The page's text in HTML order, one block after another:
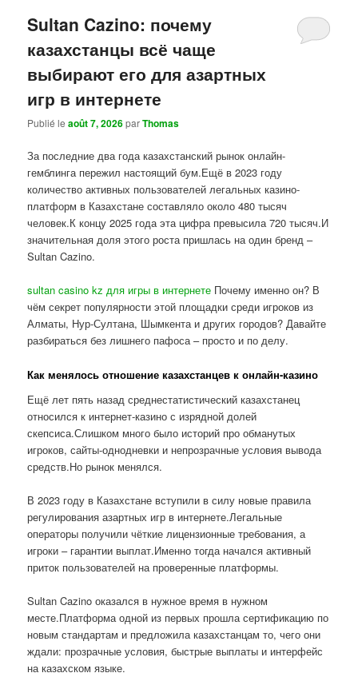
Sultan Cazino: почему
казахстанцы всё чаще
выбирают его для азартных
игр в интернете
Publié leaoût 7, 2026parThomas
За последние два года казахстанский рынок онлайн-
гемблинга пережил настоящий бум.Ещё в 2023 году
количество активных пользователей легальных казино-
платформ в Казахстане составляло около 480 тысяч
человек.К концу 2025 года эта цифра превысила 720 тысяч.И
значительная доля этого роста пришлась на один бренд –
Sultan Cazino.
sultan casino kz для игры в интернете Почему именно он? В
чём секрет популярности этой площадки среди игроков из
Алматы, Нур-Султана, Шымкента и других городов? Давайте
разбираться без лишнего пафоса – просто и по делу.
Как менялось отношение казахстанцев к онлайн-казино
Ещё лет пять назад среднестатистический казахстанец
относился к интернет-казино с изрядной долей
скепсиса.Слишком много было историй про обманутых
игроков, сайты-однодневки и непрозрачные условия вывода
средств.Но рынок менялся.
В 2023 году в Казахстане вступили в силу новые правила
регулирования азартных игр в интернете.Легальные
операторы получили чёткие лицензионные требования, а
игроки – гарантии выплат.Именно тогда начался активный
приток пользователей на проверенные платформы.
Sultan Cazino оказался в нужное время в нужном
месте.Платформа одной из первых прошла сертификацию по
новым стандартам и предложила казахстанцам то, чего они
ждали: прозрачные условия, быстрые выплаты и интерфейс
на казахском языке.